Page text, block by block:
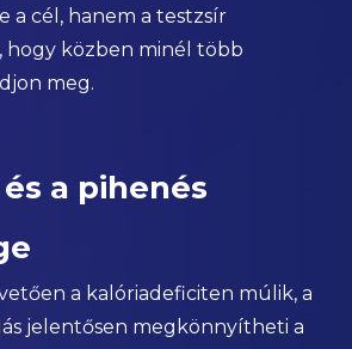
a cél, hanem a testzsír
hogy közben minél több
meg.
a pihenés
a kalóriadeficiten múlik, a
jelentősen megkönnyítheti a